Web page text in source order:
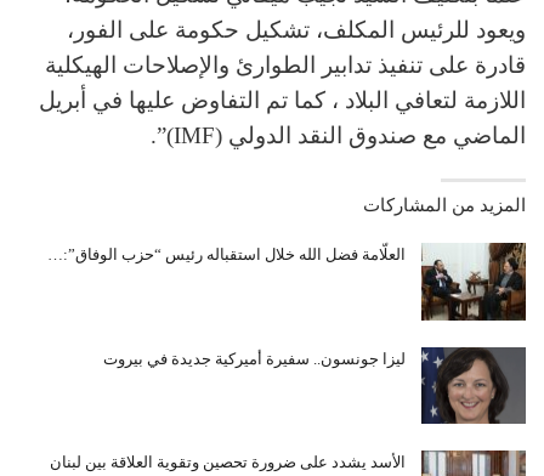
ويعود للرئيس المكلف، تشكيل حكومة على الفور،
قادرة على تنفيذ تدابير الطوارئ والإصلاحات الهيكلية
اللازمة لتعافي البلاد ، كما تم التفاوض عليها في أبريل
الماضي مع صندوق النقد الدولي (IMF)”.
المزيد من المشاركات
العلّامة فضل الله خلال استقباله رئيس “حزب الوفاق”:…
ليزا جونسون.. سفيرة أميركية جديدة في بيروت
الأسد يشدد على ضرورة تحصين وتقوية العلاقة بين لبنان